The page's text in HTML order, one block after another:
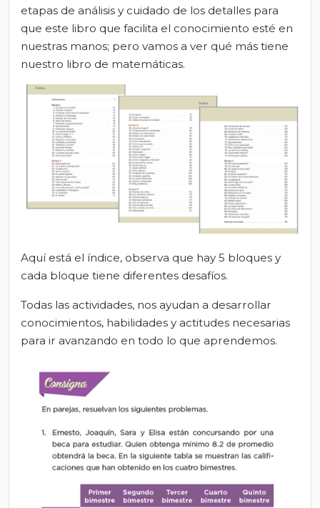
etapas de análisis y cuidado de los detalles para
que este libro que facilita el conocimiento esté en
nuestras manos; pero vamos a ver qué más tiene
nuestro libro de matemáticas.
Aquí está el índice, observa que hay 5 bloques y
cada bloque tiene diferentes desafíos.
Todas las actividades, nos ayudan a desarrollar
conocimientos, habilidades y actitudes necesarias
para ir avanzando en todo lo que aprendemos.